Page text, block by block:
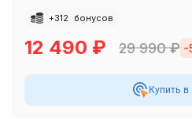
+312 бонусов
12 490 ₽ 29 990₽ -
Купить в